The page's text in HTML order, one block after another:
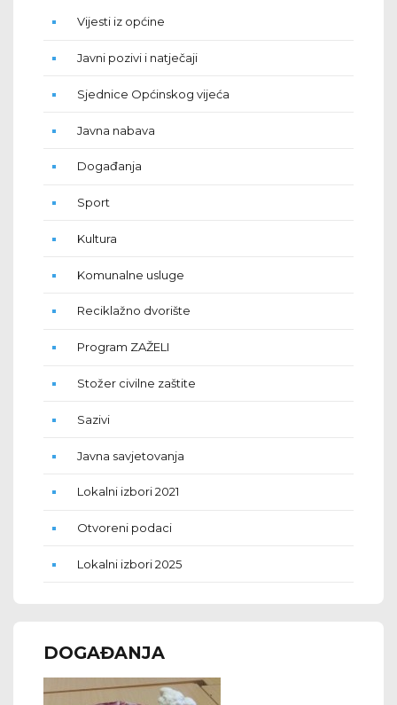
Vijesti iz općine
Javni pozivi i natječaji
Sjednice Općinskog vijeća
Javna nabava
Događanja
Sport
Kultura
Komunalne usluge
Reciklažno dvorište
Program ZAŽELI
Stožer civilne zaštite
Sazivi
Javna savjetovanja
Lokalni izbori 2021
Otvoreni podaci
Lokalni izbori 2025
DOGAĐANJA